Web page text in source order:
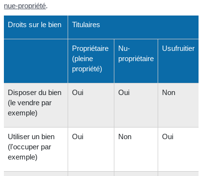
nue-propriété.
Droits sur le bien Titulaires
Propriétaire
(pleine
propriété)
Nu-
propriétaire
Usufruitier
Disposer du bien
(le vendre par
exemple)
Oui Oui Non
Utiliser un bien
(l'occuper par
exemple)
Oui Non Oui